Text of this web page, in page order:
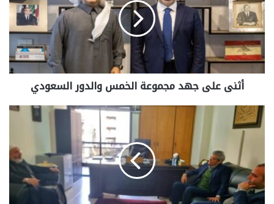
أثنى على جهد مجموعة الخمس والدور السعودي